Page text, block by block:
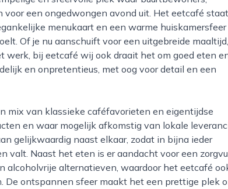
een ongedwongen avond uit. Het eetcafé staat
menukaart en een warme huiskamersfeer
Of je nu aanschuift voor een uitgebreide
werk, bij eetcafé wij ook draait het om goed eten
en onpretentieus, met oog voor detail en een
en waar mogelijk afkomstig van lokale
gelijkwaardig naast elkaar, zodat in bijna ieder
valt. Naast het eten is er aandacht voor een
alcoholvrije alternatieven, waardoor het eetcafé
De ontspannen sfeer maakt het een prettige plek